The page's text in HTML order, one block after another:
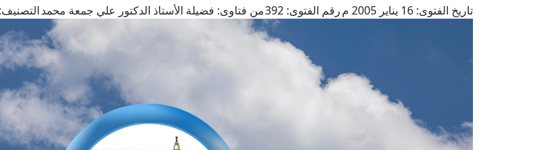
تاريخ الفتوى: رقم الفتوى: من فتاوى: فضيلة الأستاذ الدكتور علي جمعة محمدالتصنيف: